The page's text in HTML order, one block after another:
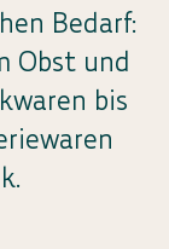
Bedarf:
Obst und
bis